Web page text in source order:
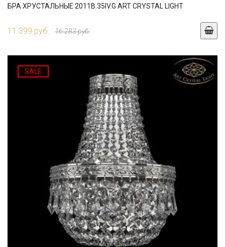
БРА ХРУСТАЛЬНЫЕ 2011B.35IV.G ART CRYSTAL LIGHT
11 399 руб. 16 283 руб.
SALE